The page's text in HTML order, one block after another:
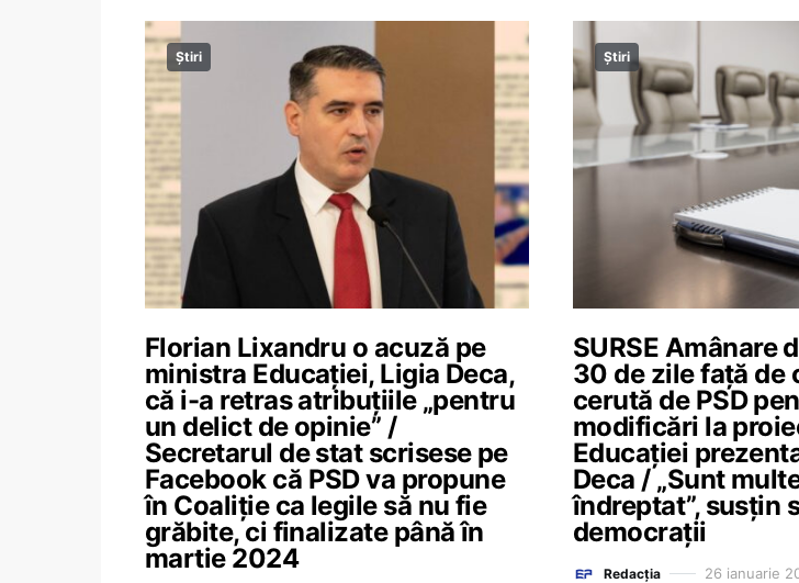
Știri
Florian Lixandru o acuză pe
ministra Educației, Ligia Deca,
că i-a retras atribuțiile „pentru
un delict de opinie” /
Secretarul de stat scrisese pe
Facebook că PSD va propune
în Coaliție ca legile să nu fie
grăbite, ci finalizate până în
martie 2024
Știri
SURSE Amânare
30 de zile față de
cerută de PSD
modificări la
Educației
Deca / „Sunt
îndreptat”, susțin
democrații
Redacția 26 ianuarie